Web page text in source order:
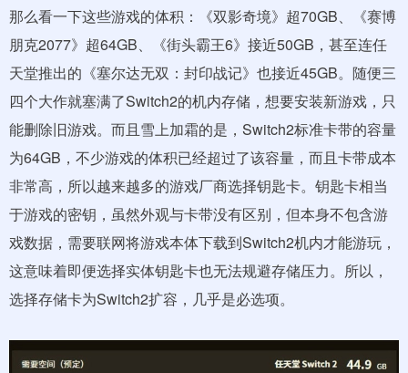
那么看一下这些游戏的体积：《双影奇境》超70GB、《赛博
朋克2077》超64GB、《街头霸王6》接近50GB，甚至连任
天堂推出的《塞尔达无双：封印战记》也接近45GB。随便三
四个大作就塞满了Switch2的机内存储，想要安装新游戏，只
能删除旧游戏。而且雪上加霜的是，Switch2标准卡带的容量
为64GB，不少游戏的体积已经超过了该容量，而且卡带成本
非常高，所以越来越多的游戏厂商选择钥匙卡。钥匙卡相当
于游戏的密钥，虽然外观与卡带没有区别，但本身不包含游
戏数据，需要联网将游戏本体下载到Switch2机内才能游玩，
这意味着即便选择实体钥匙卡也无法规避存储压力。所以，
选择存储卡为Switch2扩容，几乎是必选项。